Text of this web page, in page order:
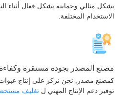
مثالي وحمايته بشكل فعال أثناء النقل,
المختلفة.
المصدر بجودة مستقرة وكفاءة من
مصدر, نحن نركز على إنتاج عبوات العناية
دعم الإنتاج المهني لتغليف مستحضرات